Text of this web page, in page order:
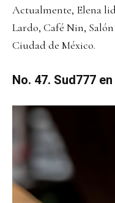
Actualmente, Elena
Lardo, Café Nin,
Ciudad de México.
No. 47. Sud777